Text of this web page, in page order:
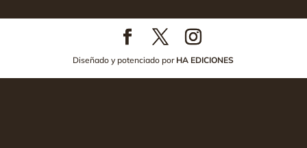
Diseñado y potenciado por HA EDICIONES